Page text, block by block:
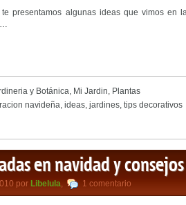
te presentamos algunas ideas que vimos en
y Botánica, Mi Jardin, Plantas
navideña, ideas, jardines, tips decorativos
en navidad y
por Libelula, 1 comentario